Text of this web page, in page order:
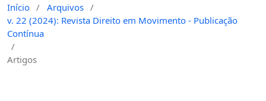
Início / Arquivos /
v. 22 (2024): Revista Direito em Movimento - Publicação
Contínua
/
Artigos